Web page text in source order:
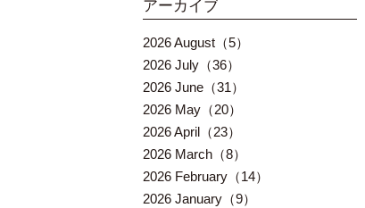
アーカイブ
2026 August（5）
2026 July（36）
2026 June（31）
2026 May（20）
2026 April（23）
2026 March（8）
2026 February（14）
2026 January（9）